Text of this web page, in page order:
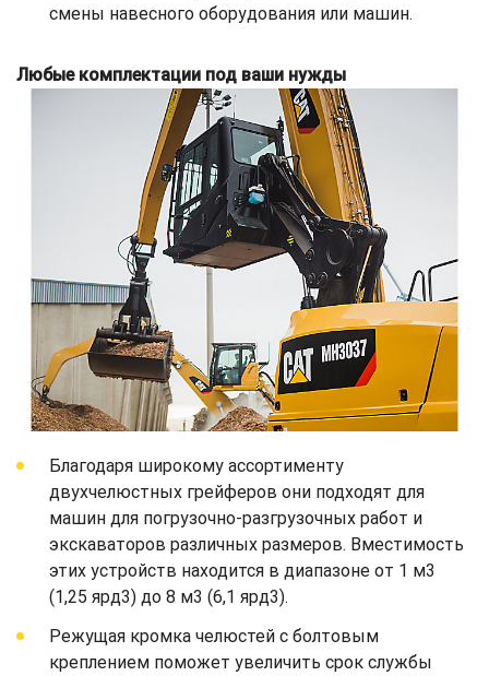
смены навесного оборудования или машин.
Любые комплектации под ваши нужды
Благодаря широкому ассортименту
двухчелюстных грейферов они подходят для
машин для погрузочно-разгрузочных работ и
экскаваторов различных размеров. Вместимость
этих устройств находится в диапазоне от 1 м3
(1,25 ярд3) до 8 м3 (6,1 ярд3).
Режущая кромка челюстей с болтовым
креплением поможет увеличить срок службы